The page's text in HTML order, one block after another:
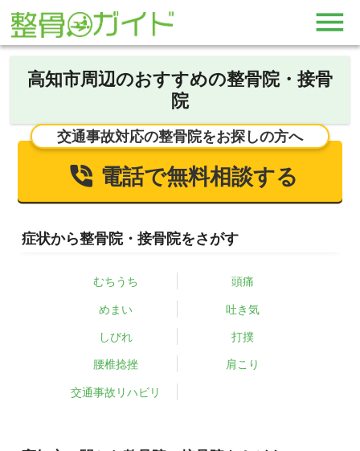
高知市周辺のおすすめの整骨院・接骨
院
交通事故対応の整骨院をお探しの方へ
電話で無料相談する
症状から整骨院・接骨院をさがす
むちうち 頭痛
めまい 吐き気
しびれ 打撲
腰椎捻挫 肩こり
交通事故リハビリ